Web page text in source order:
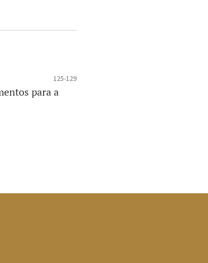
125-129
para a